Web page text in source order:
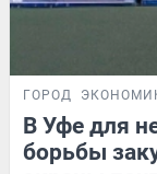
ГОРОД
В Уфе для
борьбы